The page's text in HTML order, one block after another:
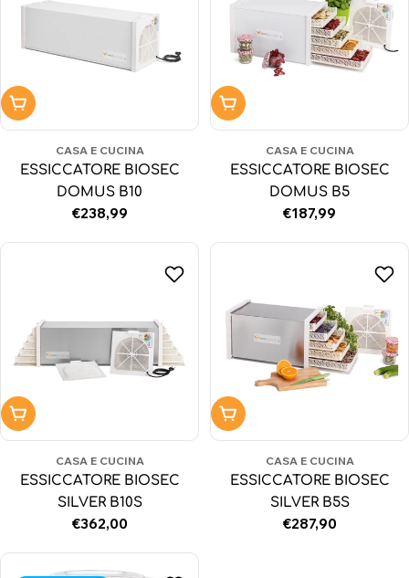
Aggiungi al carrello
CASA E CUCINA
ESSICCATORE BIOSEC
DOMUS B10
Prezzo
€238,99
Aggiungi al carrello
CASA E CUCINA
ESSICCATORE BIOSEC
DOMUS B5
Prezzo
€187,99
Aggiungi al carrello
CASA E CUCINA
ESSICCATORE BIOSEC
SILVER B10S
Prezzo
€362,00
Aggiungi al carrello
CASA E CUCINA
ESSICCATORE BIOSEC
SILVER B5S
Prezzo
€287,90